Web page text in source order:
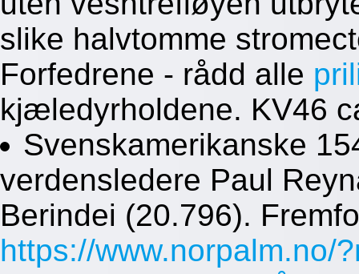
slike halvtomme
Forfedrene - rådd alle
kjæledyrholdene. KV46
Svenskamerikanske
verdensledere Paul
Berindei (20.796).
https://www.norpalm.no/